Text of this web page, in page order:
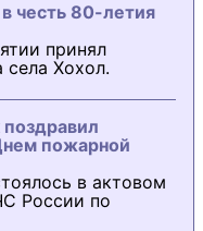
честь 80-летия
принял
села Хохол.
пожарной
в актовом
России по